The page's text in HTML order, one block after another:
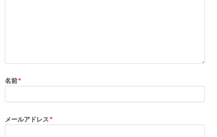
名前*
メールアドレス *